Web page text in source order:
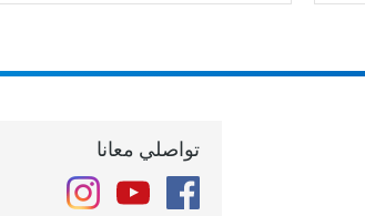
تواصلي معانا
Facebook
YouTube
Instagram